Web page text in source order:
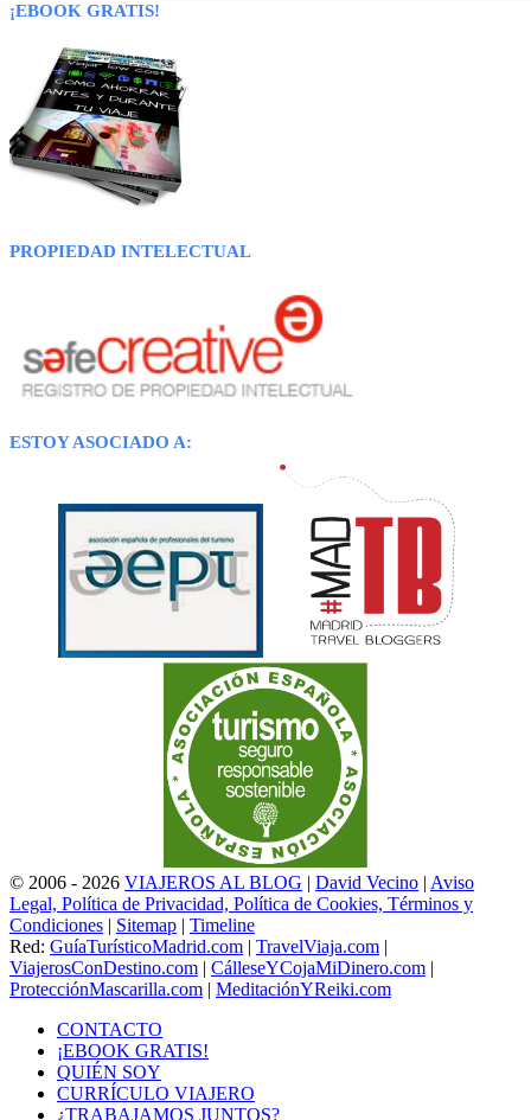
¡EBOOK GRATIS!
PROPIEDAD INTELECTUAL
ESTOY ASOCIADO A:
© 2006 - 2026 VIAJEROS AL BLOG | David Vecino | Aviso
Legal, Política de Privacidad, Política de Cookies, Términos y
Condiciones | Sitemap | Timeline
Red: GuíaTurísticoMadrid.com | TravelViaja.com |
ViajerosConDestino.com | CálleseYCojaMiDinero.com |
ProtecciónMascarilla.com | MeditaciónYReiki.com
CONTACTO
¡EBOOK GRATIS!
QUIÉN SOY
CURRÍCULO VIAJERO
¿TRABAJAMOS JUNTOS?